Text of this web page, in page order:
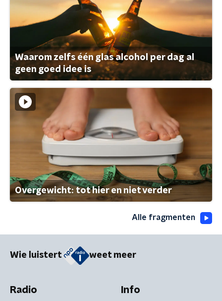
Waarom zelfs één glas alcohol per dag al
geen goed idee is
Overgewicht: tot hier en niet verder
Alle fragmenten
Wie luistert weet meer
Radio Info